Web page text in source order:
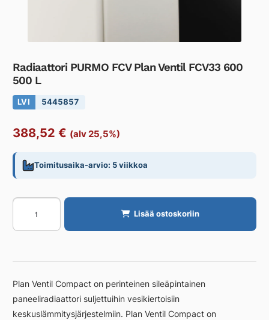
Radiaattori PURMO FCV Plan Ventil FCV33 600
500 L
LVI 5445857
388,52 € (alv 25,5%)
Toimitusaika-arvio: 5 viikkoa
Radiaattori
PURMO
FCV
Ventil
600
500
L
Lisää ostoskoriin
Plan Ventil Compact on perinteinen sileäpintainen
paneeliradiaattori suljettuihin vesikiertoisiin
keskuslämmitysjärjestelmiin. Plan Ventil Compact on